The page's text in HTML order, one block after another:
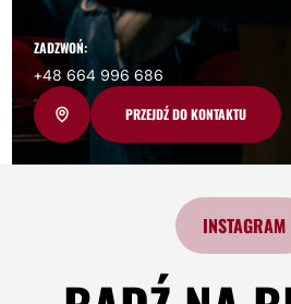
ZADZWOŃ:
+48 664 996 686
PRZEJDŹ DO KONTAKTU
INSTAGRAM